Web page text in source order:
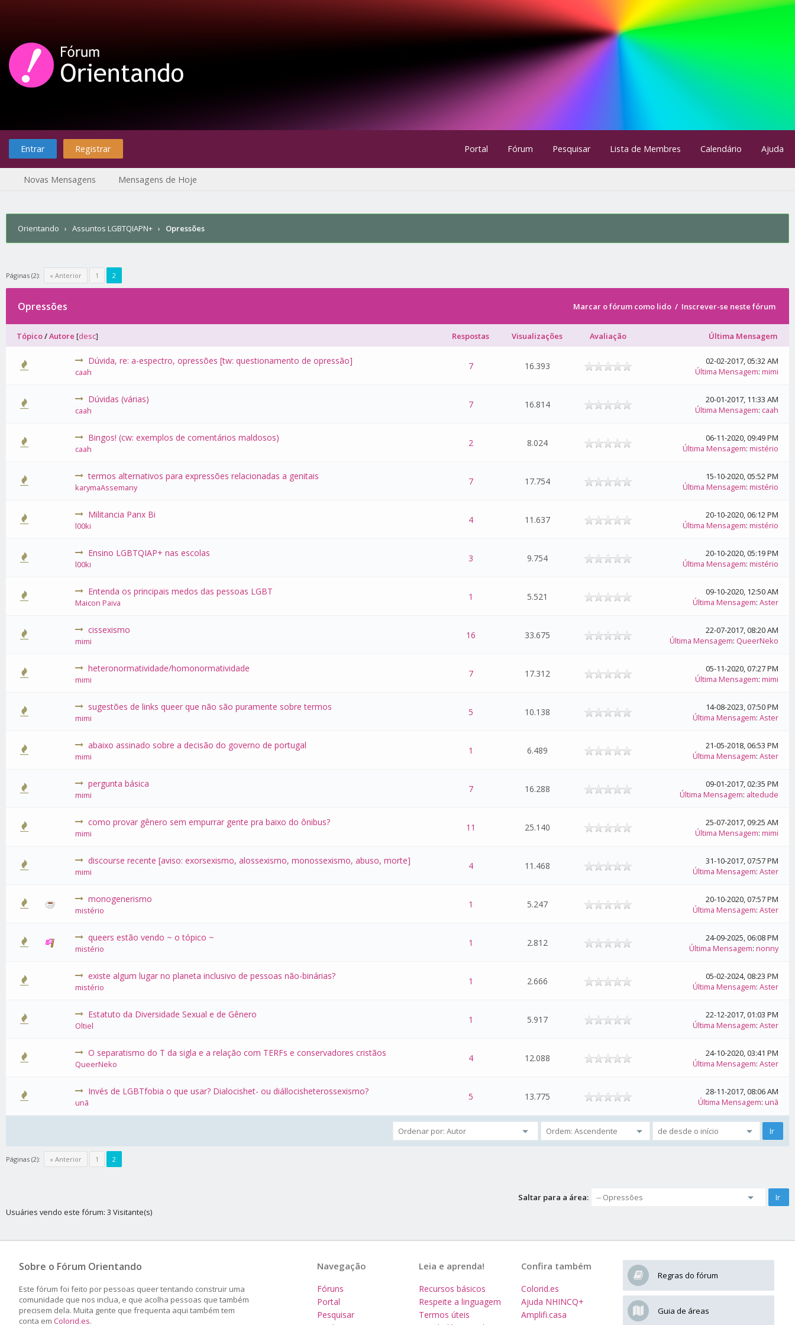
Entrar Registrar Portal Fórum Pesquisar Lista de Membres Calendário Ajuda
Novas Mensagens Mensagens de Hoje
Orientando › Assuntos LGBTQIAPN+ › Opressões
Páginas (2): « Anterior 1 2
Marcar o fórum como lido / Inscrever-se neste fórum
Opressões
Tópico/Autore [desc] Respostas Visualizações Avaliação Última Mensagem
Dúvida, re: a-espectro, opressões [tw: questionamento de opressão]
caah
7 16.393
0 Voto(s) - 0 de 5 na totalidade
12 345
02-02-2017, 05:32 AM
Última Mensagem:mimi
Dúvidas (várias)
caah
7 16.814
20-01-2017, 11:33 AM
Última Mensagem: caah
Bingos! (cw: exemplos de comentários maldosos)
caah
2 8.024
0 Voto(s) - 0 de 5 na totalidade
06-11-2020, 09:49 PM
Última Mensagem:mistério
termos alternativos para expressões relacionadas a genitais
karymaAssemany
7 17.754
0 Voto(s) - 0 de 5 na totalidade
12345
15-10-2020, 05:52 PM
Última Mensagem:mistério
Militancia Panx Bi
l00ki
4 11.637
20-10-2020, 06:12 PM
Última Mensagem:mistério
Ensino LGBTQIAP+ nas escolas
l00ki
3 9.754
20-10-2020, 05:19 PM
Última Mensagem:mistério
Entenda os principais medos das pessoas LGBT
Maicon Paiva
1 5.521
0 Voto(s) - 0 de 5 na totalidade
09-10-2020, 12:50 AM
Última Mensagem:Aster
cissexismo
mimi
16 33.675
22-07-2017, 08:20 AM
Última Mensagem: QueerNeko
heteronormatividade/homonormatividade
mimi
7 17.312
0 Voto(s) - 0 de 5 na totalidade
05-11-2020, 07:27 PM
Última Mensagem:mimi
sugestões de links queer que não são puramente sobre termos
mimi
5 10.138
0 Voto(s) - 0 de 5 na totalidade
12345
14-08-2023, 07:50 PM
Última Mensagem:Aster
abaixo assinado sobre a decisão do governo de portugal
mimi
1 6.489
0 Voto(s) - 0 de 5 na totalidade
1234
21-05-2018, 06:53 PM
Última Mensagem:Aster
pergunta básica
mimi
7 16.288
09-01-2017, 02:35 PM
Última Mensagem: altedude
como provar gênero sem empurrar gente pra baixo do ônibus?
mimi
11 25.140
0 Voto(s) - 0 de 5 na totalidade
12 345
25-07-2017, 09:25 AM
Última Mensagem:mimi
discourse recente [aviso: exorsexismo, alossexismo, monossexismo, abuso, morte]
mimi
4 11.468
0 Voto(s) - 0 de 5 na totalidade
12345
31-10-2017, 07:57 PM
Última Mensagem:Aster
monogenerismo
mistério
1 5.247
20-10-2020, 07:57 PM
Última Mensagem:Aster
queers estão vendo ~ o tópico ~
mistério
1 2.812
24-09-2025, 06:08 PM
Última Mensagem:nonny
existe algum lugar no planeta inclusivo de pessoas não-binárias?
mistério
1 2.666
0 Voto(s) - 0 de 5 na totalidade
12345
05-02-2024, 08:23 PM
Última Mensagem:Aster
Estatuto da Diversidade Sexual e de Gênero
Oltiel
1 5.917
0 Voto(s) - 0 de 5 na totalidade
22-12-2017, 01:03 PM
Última Mensagem:Aster
O separatismo do T da sigla e a relação com TERFs e conservadores cristãos
QueerNeko
4 12.088
0 Voto(s) - 0 de 5 na totalidade
1 2345
24-10-2020, 03:41 PM
Última Mensagem:Aster
Invés de LGBTfobia o que usar? Dialocishet- ou diállocisheterossexismo?
unã
5 13.775
0 Voto(s) - 0 de 5 na totalidade
12345
28-11-2017, 08:06 AM
Última Mensagem:unã
Páginas (2): « Anterior 1 2
Saltar para a área:
Usuáries vendo este fórum: 3 Visitante(s)
Sobre o Fórum Orientando
Este fórum foi feito por pessoas queer tentando construir uma
comunidade que nos inclua, e que acolha pessoas que também
precisem dela. Muita gente que frequenta aqui também tem
conta em Colorid.es.
Regras do fórum
Guia de áreas
Confira também
Colorid.es
Ajuda NHINCQ+
Amplifi.casa
Leia e aprenda!
Recursos básicos
Respeite a linguagem
Termos úteis
Navegação
Fóruns
Portal
Pesquisar